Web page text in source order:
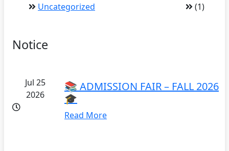
Uncategorized
(1)
Notice
Jul 25
2026
📚 ADMISSION FAIR – FALL 2026
🎓
Read More